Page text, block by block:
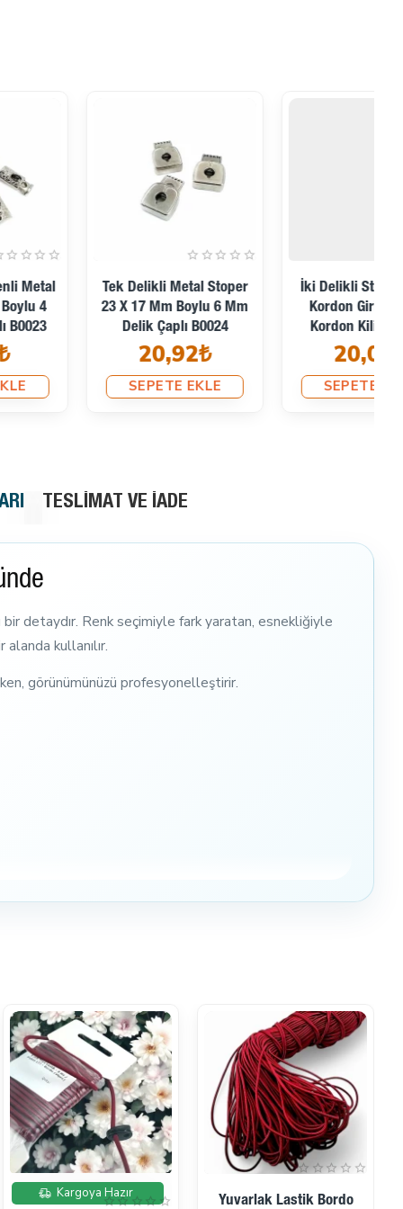
İki Delikli Stoper 3 Mm
Kordon Girişli B0029
37,95₺
İki Delikli Stoper 4,5 Mm
Kordon Girişli Metal
Kordon Kilidi E 2060
SEPETE EKLE
TESLIMAT VE İADE
detaydır. Renk seçimiyle fark yaratan, esnekliğiyle
alanda kullanılır.
görünümünüzü profesyonelleştirir.
Yuvarlak Lastik Gri Tres
İndirimde
Kargoya Hazır